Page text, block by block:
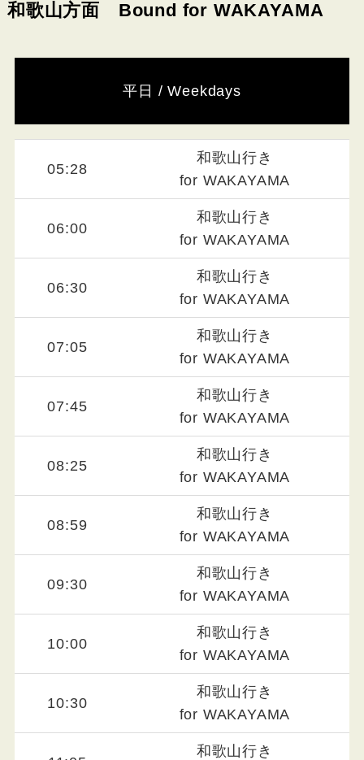
和歌山方面 Bound for WAKAYAMA
平日 / Weekdays
05:28
和歌山行き
for WAKAYAMA
06:00
和歌山行き
for WAKAYAMA
06:30
和歌山行き
for WAKAYAMA
07:05
和歌山行き
for WAKAYAMA
07:45
和歌山行き
for WAKAYAMA
08:25
和歌山行き
for WAKAYAMA
08:59
和歌山行き
for WAKAYAMA
09:30
和歌山行き
for WAKAYAMA
10:00
和歌山行き
for WAKAYAMA
10:30
和歌山行き
for WAKAYAMA
和歌山行き